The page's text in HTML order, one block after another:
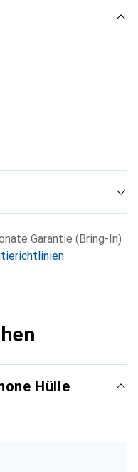
Garantie (Bring-In)
Hülle